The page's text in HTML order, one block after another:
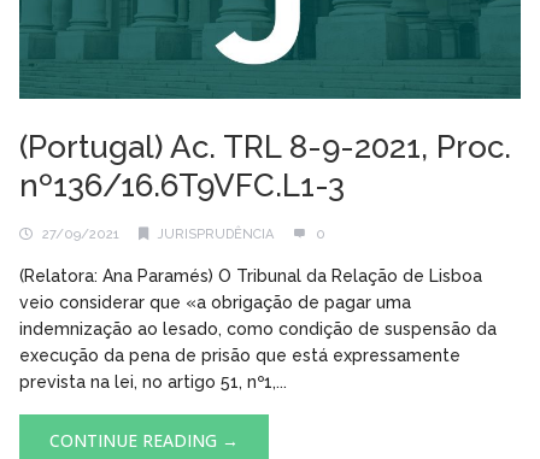
(Portugal) Ac. TRL 8-9-2021, Proc.
nº136/16.6T9VFC.L1-3
27/09/2021 JURISPRUDÊNCIA 0
(Relatora: Ana Paramés) O Tribunal da Relação de Lisboa
veio considerar que «a obrigação de pagar uma
indemnização ao lesado, como condição de suspensão da
execução da pena de prisão que está expressamente
prevista na lei, no artigo 51, nº1,...
CONTINUE READING →